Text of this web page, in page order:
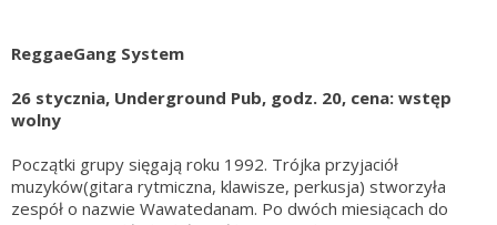
ReggaeGang System
26 stycznia, Underground Pub, godz. 20, cena: wstęp
wolny
Początki grupy sięgają roku 1992. Trójka przyjaciół
muzyków(gitara rytmiczna, klawisze, perkusja) stworzyła
zespół o nazwie Wawatedanam. Po dwóch miesiącach do